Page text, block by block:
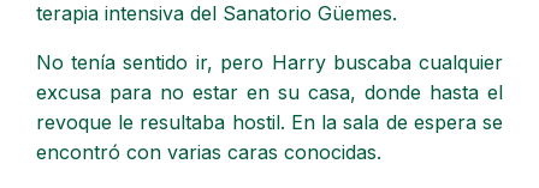
terapia intensiva del Sanatorio Güemes.
No tenía sentido ir, pero Harry buscaba cualquier
excusa para no estar en su casa, donde hasta el
revoque le resultaba hostil. En la sala de espera se
encontró con varias caras conocidas.